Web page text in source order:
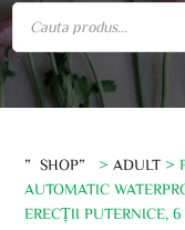
”SHOP” > ADULT >
AUTOMATIC
ERECȚII PUTERNICE,